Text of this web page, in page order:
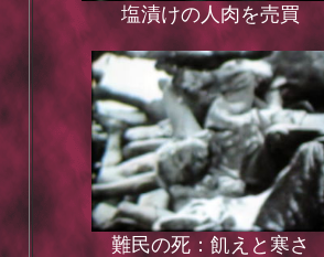
塩漬けの人肉を売買
難民の死：飢えと寒さ